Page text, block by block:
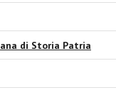
di Storia Patria